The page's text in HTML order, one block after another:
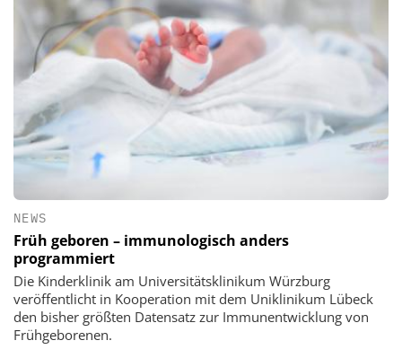
NEWS
Früh geboren – immunologisch anders
programmiert
Die Kinderklinik am Universitätsklinikum Würzburg
veröffentlicht in Kooperation mit dem Uniklinikum Lübeck
den bisher größten Datensatz zur Immunentwicklung von
Frühgeborenen.